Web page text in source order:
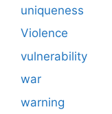
uniqueness
Violence
vulnerability
war
warning